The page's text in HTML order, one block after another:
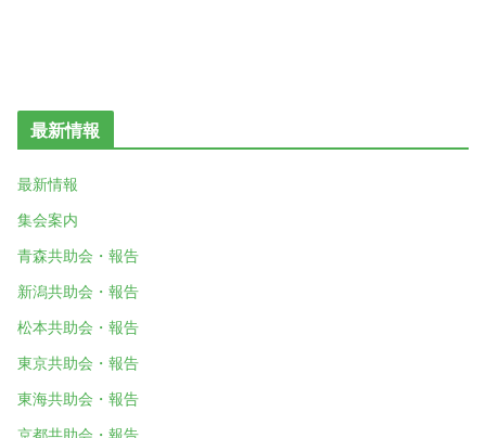
最新情報
最新情報
集会案内
青森共助会・報告
新潟共助会・報告
松本共助会・報告
東京共助会・報告
東海共助会・報告